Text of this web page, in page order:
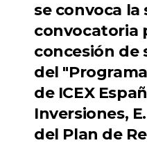
se convoca la
convocatoria
concesión de
del
de ICEX
Inversiones,
del Plan de